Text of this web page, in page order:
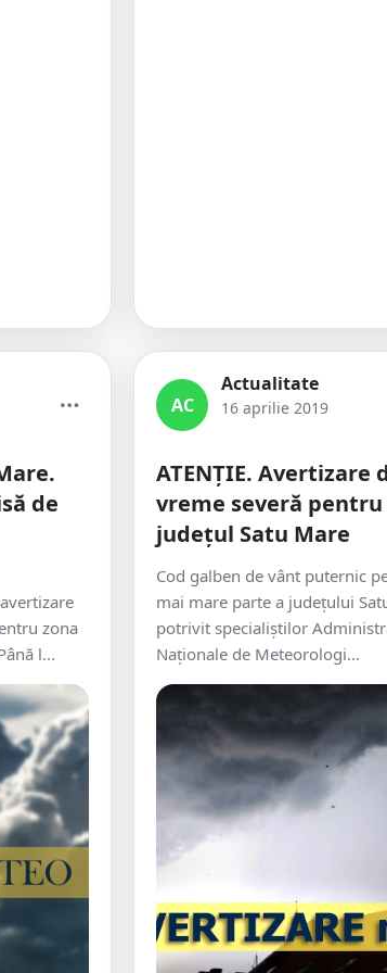
de
zona
l...
AC
Actualitate
16 aprilie 2019
ATENȚIE. Avertizare
vreme severă pentru
județul Satu Mare
Cod galben de vânt puternic
mai mare parte a județului
potrivit specialiștilor
Naționale de Meteorologi...